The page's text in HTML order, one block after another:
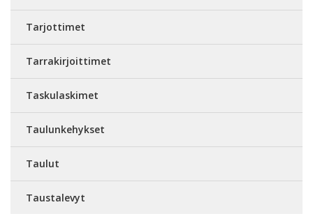
Tarjottimet
Tarrakirjoittimet
Taskulaskimet
Taulunkehykset
Taulut
Taustalevyt